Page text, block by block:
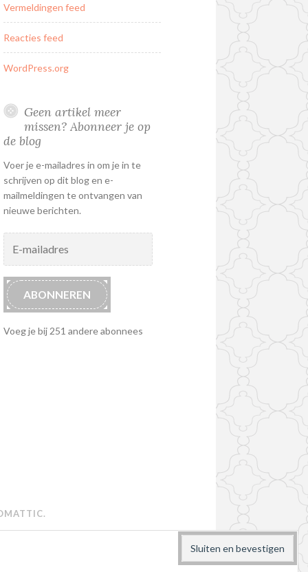
Vermeldingen feed
Reacties feed
WordPress.org
Geen artikel meer
missen? Abonneer je op
de blog
Voer je e-mailadres in om je in te
schrijven op dit blog en e-
mailmeldingen te ontvangen van
nieuwe berichten.
mailadres
ABONNEREN
Voeg je bij 251 andere abonnees
.